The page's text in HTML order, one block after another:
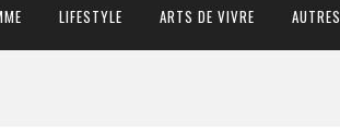
LIFESTYLE ARTS DE VIVRE AUTRES